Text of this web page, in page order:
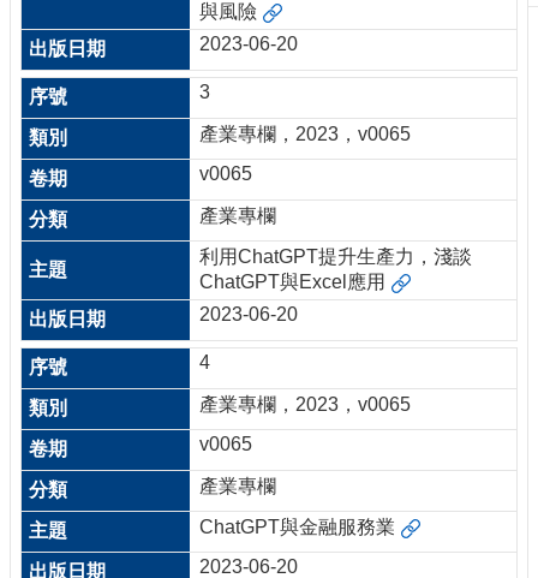
務
專
題
報
導
技
術
論
壇
產
業
專
欄
與風險
2023-06-20
3
產業專欄，2023，v0065
v0065
產業專欄
利用ChatGPT提升生產力，淺談
ChatGPT與Excel應用
2023-06-20
4
產業專欄，2023，v0065
v0065
產業專欄
ChatGPT與金融服務業
2023-06-20